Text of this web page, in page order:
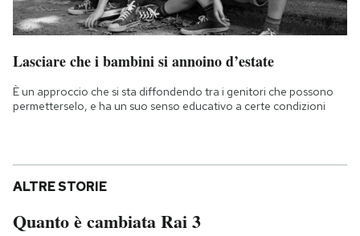
Lasciare che i bambini si annoino d’estate
È un approccio che si sta diffondendo tra i genitori che possono
permetterselo, e ha un suo senso educativo a certe condizioni
ALTRE STORIE
Quanto è cambiata Rai 3